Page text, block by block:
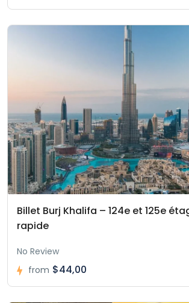
Billet Burj Khalifa – 124e et 125e
rapide
No Review
from $44,00